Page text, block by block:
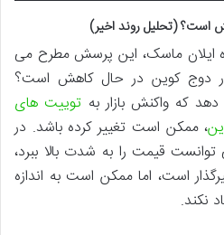
است؟ (تحلیل روند اخیر)
ایلان ماسک، این پرسش مطرح می
دوج کوین در حال کاهش است؟
که واکنش بازار به توییت های
، ممکن است تغییر کرده باشد. در
قیمت را به شدت بالا ببرد،
است، اما ممکن است به اندازه
نکند.